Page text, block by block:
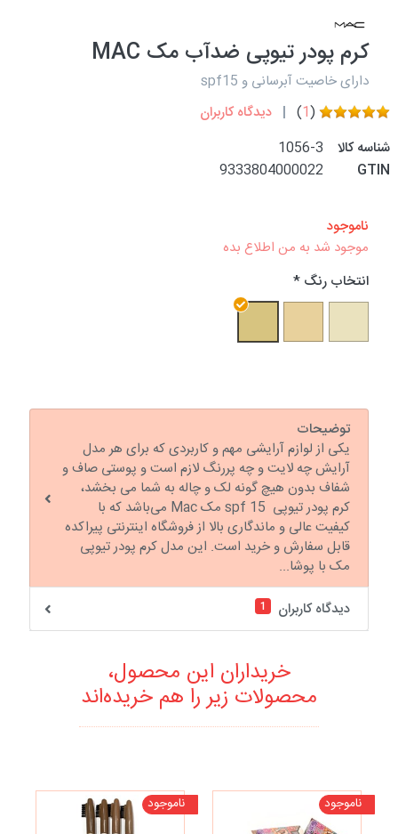
کرم پودر تیوپی ضدآب مک MAC
دارای خاصیت آبرسانی و spf15
(
1
)
دیدگاه کاربران
شناسه کالا
1056-3
GTIN
9333804000022
ناموجود
موجود شد به من اطلاع بده
انتخاب رنگ
توضیحات
یکی از لوازم آرایشی مهم و کاربردی که برای هر مدل
آرایش چه لایت و چه پررنگ لازم است و پوستی صاف و
شفاف بدون هیچ گونه لک و چاله به شما می بخشد،
کرم پودر تیوپی spf 15 مک Mac می‌باشد که با
کیفیت عالی و ماندگاری بالا از فروشگاه اینترنتی پیراکده
قابل سفارش و خرید است. این مدل کرم پودر تیوپی
مک با پوشا...
دیدگاه کاربران
1
خریداران این محصول،
محصولات زیر را هم خریده‌اند
ناموجود ناموجود